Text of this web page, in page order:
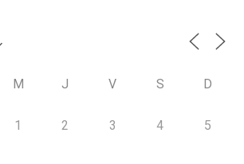
M J V S D
1 2 3 4 5